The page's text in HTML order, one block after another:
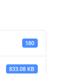
180
833.08 KB